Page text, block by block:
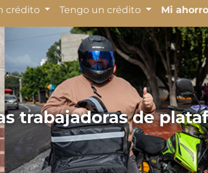
crédito Tengo un crédito Mi ahorro
trabajadoras de